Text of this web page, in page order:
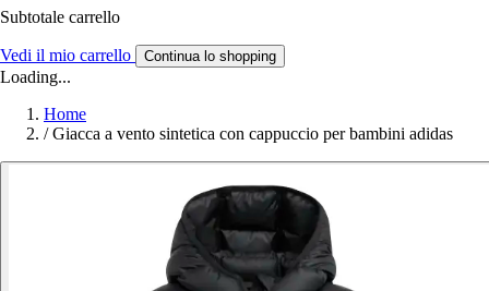
Subtotale carrello
Vedi il mio carrello Continua lo shopping
Loading...
Home
/ Giacca a vento sintetica con cappuccio per bambini adidas